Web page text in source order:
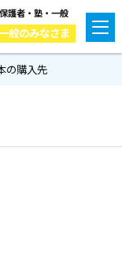
保護者・塾・一般
般のみなさま
の購入先